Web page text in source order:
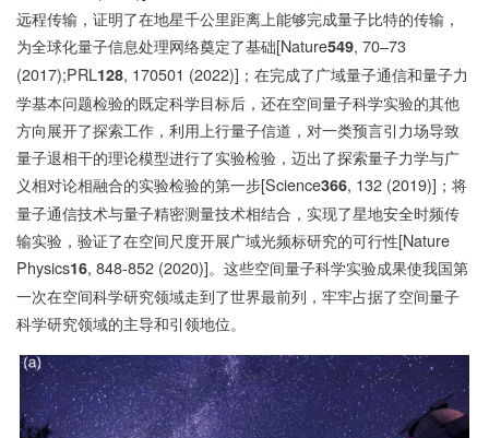
远程传输，证明了在地星千公里距离上能够完成量子比特的传输，
为全球化量子信息处理网络奠定了基础[Nature549, 70–73
(2017);PRL128, 170501 (2022)]；在完成了广域量子通信和量子力
学基本问题检验的既定科学目标后，还在空间量子科学实验的其他
方向展开了探索工作，利用上行量子信道，对一类预言引力场导致
量子退相干的理论模型进行了实验检验，迈出了探索量子力学与广
义相对论相融合的实验检验的第一步[Science366, 132 (2019)]；将
量子通信技术与量子精密测量技术相结合，实现了星地安全时频传
输实验，验证了在空间尺度开展广域光频标研究的可行性[Nature
Physics16, 848-852 (2020)]。这些空间量子科学实验成果使我国第
一次在空间科学研究领域走到了世界最前列，牢牢占据了空间量子
科学研究领域的主导和引领地位。